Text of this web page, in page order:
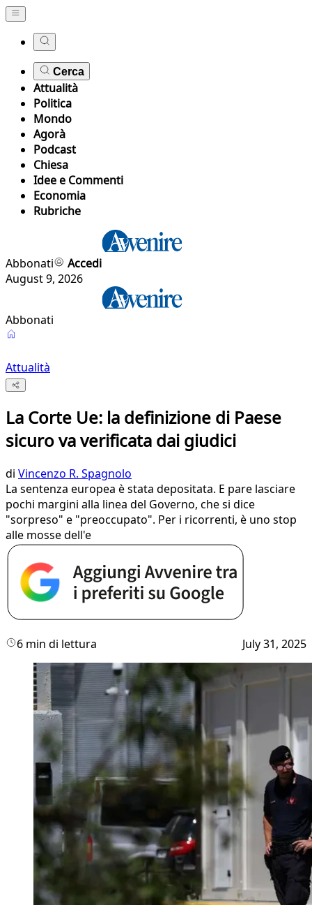
Cerca
Attualità
Politica
Mondo
Agorà
Podcast
Chiesa
Idee e Commenti
Economia
Rubriche
Abbonati
Accedi
August 9, 2026
Abbonati
Attualità
La Corte Ue: la definizione di Paese
sicuro va verificata dai giudici
di Vincenzo R. Spagnolo
La sentenza europea è stata depositata. E pare lasciare
pochi margini alla linea del Governo, che si dice
"sorpreso" e "preoccupato". Per i ricorrenti, è uno stop
alle mosse dell'e
6 min di lettura July 31, 2025